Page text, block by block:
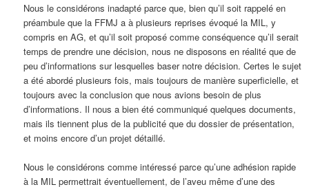
Nous le considérons inadapté parce que, bien qu’il soit rappelé en
préambule que la FFMJ a à plusieurs reprises évoqué la MIL, y
compris en AG, et qu’il soit proposé comme conséquence qu’il serait
temps de prendre une décision, nous ne disposons en réalité que de
peu d’informations sur lesquelles baser notre décision. Certes le sujet
a été abordé plusieurs fois, mais toujours de manière superficielle, et
toujours avec la conclusion que nous avions besoin de plus
d’informations. Il nous a bien été communiqué quelques documents,
mais ils tiennent plus de la publicité que du dossier de présentation,
et moins encore d’un projet détaillé.
Nous le considérons comme intéressé parce qu’une adhésion rapide
à la MIL permettrait éventuellement, de l’aveu même d’une des